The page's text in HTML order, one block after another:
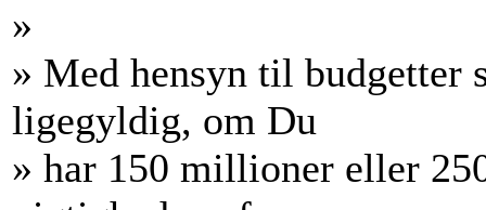
»
» Med hensyn til budgetter
ligegyldig, om Du
» har 150 millioner eller